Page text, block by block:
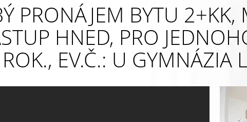
PRONÁJEM BYTU 2+KK,
HNED, PRO
EV.Č.: U GYMNÁZIA